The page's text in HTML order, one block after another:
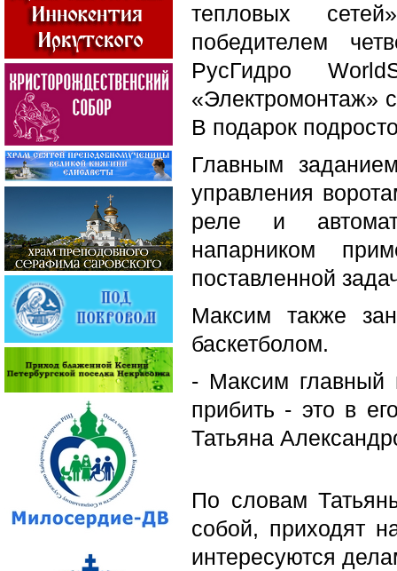
тепловых
победителем
РусГидро
«Электромонтаж»
В подарок
Главным
управления
реле и
напарником
поставленной
Максим также
баскетболом.
- Максим главный
прибить - это в
Татьяна
По словам
собой, приходят
интересуются